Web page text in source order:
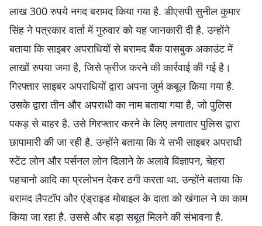
लाख 300 रुपये नगद बरामद किया गया है. डीएसपी सुनील कुमार
सिंह ने पत्रकार वार्ता में गुरुवार को यह जानकारी दी है. उन्होंने
बताया कि साइबर अपराधियों से बरामद बैंक पासबुक अकाउंट में
लाखों रुपया जमा है, जिसे फ्रीज करने की कार्रवाई की गई है।
गिरफ्तार साइबर अपराधियों द्वारा अपना जुर्म कबूल किया गया है.
उसके द्वारा तीन और अपराधी का नाम बताया गया है, जो पुलिस
पकड़ से बाहर है. उसे गिरफ्तार करने के लिए लगातार पुलिस द्वारा
छापामारी की जा रही है. उन्होंने बताया कि ये सभी साइबर अपराधी
स्टेंट लोन और पर्सनल लोन दिलाने के अलावे विज्ञापन, चेहरा
पहचानो आदि का प्रलोभन देकर ठगी करता था. उन्होंने बताया कि
बरामद लैपटॉप और एंड्राइड मोबाइल के दाता को खंगाल ने का काम
किया जा रहा है. उससे और बड़ा सबूत मिलने की संभावना है.